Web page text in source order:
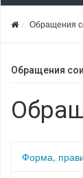
Обращения
Обращения
Форма,